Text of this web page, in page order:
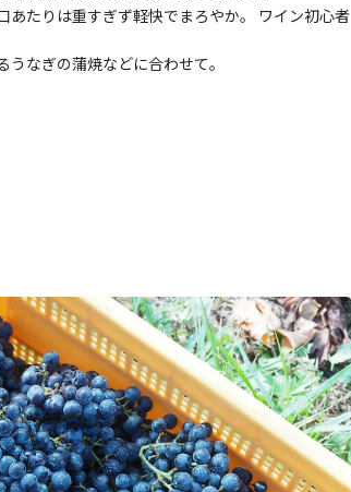
あたりは重すぎず軽快でまろやか。 ワイン初心者
なぎの蒲焼などに合わせて。